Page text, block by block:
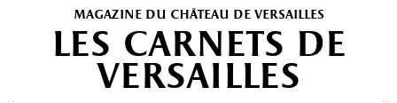
magazine du château de versailles
les carnets de
versailles